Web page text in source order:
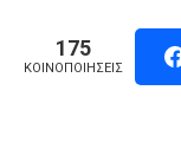
175
ΚΟΙΝΟΠΟΙΉΣΕΙΣ